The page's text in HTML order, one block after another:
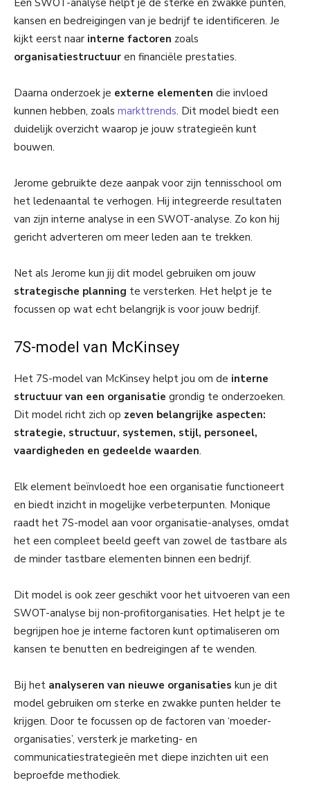
kansen en bedreigingen van je bedrijf te identificeren. Je
kijkt eerst naar interne factoren zoals
organisatiestructuur en financiële prestaties.
Daarna onderzoek je externe elementen die invloed
kunnen hebben, zoals markttrends. Dit model biedt een
duidelijk overzicht waarop je jouw strategieën kunt
bouwen.
Jerome gebruikte deze aanpak voor zijn tennisschool om
het ledenaantal te verhogen. Hij integreerde resultaten
van zijn interne analyse in een SWOT-analyse. Zo kon hij
gericht adverteren om meer leden aan te trekken.
Net als Jerome kun jij dit model gebruiken om jouw
strategische planning te versterken. Het helpt je te
focussen op wat echt belangrijk is voor jouw bedrijf.
7S-model van McKinsey
Het 7S-model van McKinsey helpt jou om de interne
structuur van een organisatie grondig te onderzoeken.
Dit model richt zich op zeven belangrijke aspecten:
strategie, structuur, systemen, stijl, personeel,
vaardigheden en gedeelde waarden.
Elk element beïnvloedt hoe een organisatie functioneert
en biedt inzicht in mogelijke verbeterpunten. Monique
raadt het 7S-model aan voor organisatie-analyses, omdat
het een compleet beeld geeft van zowel de tastbare als
de minder tastbare elementen binnen een bedrijf.
Dit model is ook zeer geschikt voor het uitvoeren van een
SWOT-analyse bij non-profitorganisaties. Het helpt je te
begrijpen hoe je interne factoren kunt optimaliseren om
kansen te benutten en bedreigingen af te wenden.
Bij het analyseren van nieuwe organisaties kun je dit
model gebruiken om sterke en zwakke punten helder te
krijgen. Door te focussen op de factoren van ‘moeder-
organisaties’, versterk je marketing- en
communicatiestrategieën met diepe inzichten uit een
beproefde methodiek.